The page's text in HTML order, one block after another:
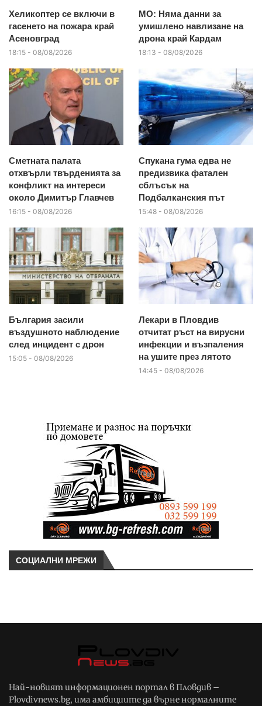
Хеликоптер се включи в
гасенето на пожара край
Асеновград
18:15 - 08/08/2026
МО: Няма данни за
умишлено навлизане на
дрона край Кардам
18:13 - 08/08/2026
Сметната палата
отхвърли твърденията за
конфликт на интереси
около Димитър Главчев
16:15 - 08/08/2026
Спукана гума едва не
предизвика фатален
сблъсък на
Подбалканския път
15:48 - 08/08/2026
България засили
въздушното наблюдение
след инцидент с дрон
15:05 - 08/08/2026
Лекари в Пловдив
отчитат ръст на вирусни
инфекции и възпаления
на ушите през лятото
14:45 - 08/08/2026
СОЦИАЛНИ МРЕЖИ
Най-новият информационен портал в Пловдив –
Plovdivnews.bg, има амбициите да върне нормалните